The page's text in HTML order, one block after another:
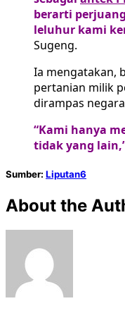
berarti
leluhur kami
Sugeng.
Ia mengatakan,
pertanian milik
dirampas
“Kami hanya
tidak yang
Sumber: Liputan6
About the